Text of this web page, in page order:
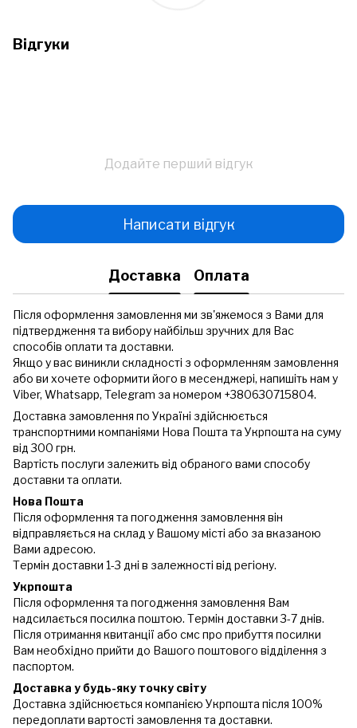
Відгуки
Додайте перший відгук
Написати відгук
Доставка Оплата
Після оформлення замовлення ми зв'яжемося з Вами для
підтвердження та вибору найбільш зручних для Вас
способів оплати та доставки.
Якщо у вас виникли складності з оформленням замовлення
або ви хочете оформити його в месенджері, напишіть нам у
Viber, Whatsapp, Telegram за номером +380630715804.
Доставка замовлення по Україні здійснюється
транспортними компаніями Нова Пошта та Укрпошта на суму
від 300 грн.
Вартість послуги залежить від обраного вами способу
доставки та оплати.
Нова Пошта
Після оформлення та погодження замовлення він
відправляється на склад у Вашому місті або за вказаною
Вами адресою.
Термін доставки 1-3 дні в залежності від регіону.
Укрпошта
Після оформлення та погодження замовлення Вам
надсилається посилка поштою. Термін доставки 3-7 днів.
Після отримання квитанції або смс про прибуття посилки
Вам необхідно прийти до Вашого поштового відділення з
паспортом.
Доставка у будь-яку точку світу
Доставка здійснюється компанією Укрпошта після 100%
передоплати вартості замовлення та доставки.